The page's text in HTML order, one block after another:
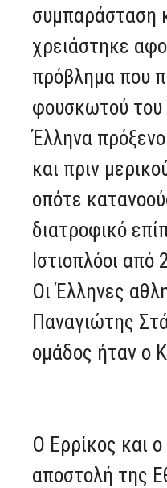
συμπαράσταση
χρειάστηκε
πρόβλημα που
φουσκωτού του
Έλληνα
και πριν
οπότε
διατροφικό
Ιστιοπλόοι
Οι Έλληνες
Παναγιώτης
ομάδος ήταν ο
O Ερρίκος και
αποστολή της